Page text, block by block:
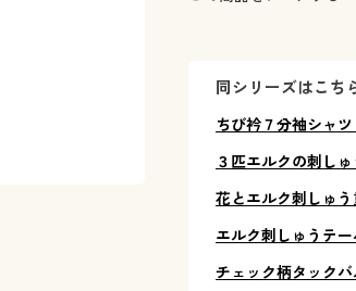
同シリーズはこち
ちび衿７分袖シャ
３匹エルクの刺し
花とエルク刺しゅ
エルク刺しゅうテ
チェック柄タック